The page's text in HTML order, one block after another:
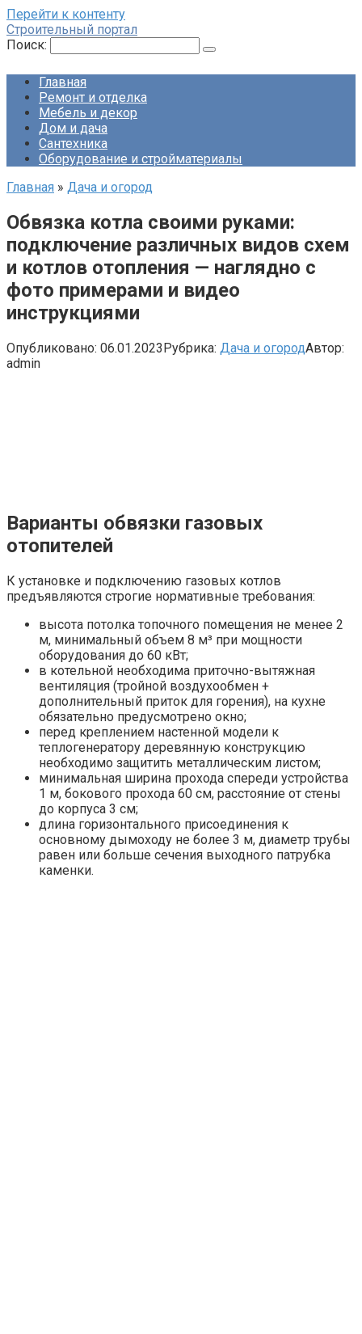
Перейти к контенту
Строительный портал
Поиск:
Главная
Ремонт и отделка
Мебель и декор
Дом и дача
Сантехника
Оборудование и стройматериалы
Главная » Дача и огород
Обвязка котла своими руками:
подключение различных видов схем
и котлов отопления — наглядно с
фото примерами и видео
инструкциями
Опубликовано: 06.01.2023Рубрика: Дача и огородАвтор:
admin
Варианты обвязки газовых
отопителей
К установке и подключению газовых котлов
предъявляются строгие нормативные требования:
высота потолка топочного помещения не менее 2
м, минимальный объем 8 м³ при мощности
оборудования до 60 кВт;
в котельной необходима приточно-вытяжная
вентиляция (тройной воздухообмен +
дополнительный приток для горения), на кухне
обязательно предусмотрено окно;
перед креплением настенной модели к
теплогенератору деревянную конструкцию
необходимо защитить металлическим листом;
минимальная ширина прохода спереди устройства
1 м, бокового прохода 60 см, расстояние от стены
до корпуса 3 см;
длина горизонтального присоединения к
основному дымоходу не более 3 м, диаметр трубы
равен или больше сечения выходного патрубка
каменки.